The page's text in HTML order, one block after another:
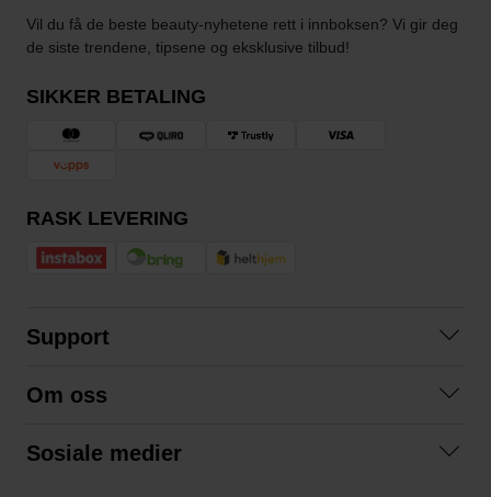
Vil du få de beste beauty-nyhetene rett i innboksen? Vi gir deg
de siste trendene, tipsene og eksklusive tilbud!
SIKKER BETALING
RASK LEVERING
Support
Kjøpsvilkår
Om oss
Sosiale medier